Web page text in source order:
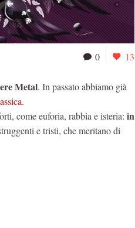
0 13
Metal. In passato abbiamo già
.
come euforia, rabbia e isteria: in
e tristi, che meritano di